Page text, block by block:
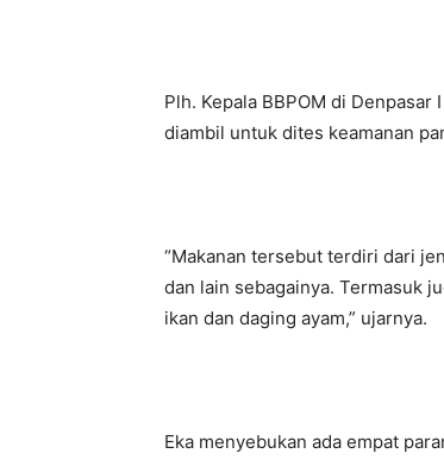
Plh. Kepala BBPOM di Denpasar
diambil untuk dites keamanan
“Makanan tersebut terdiri dari
dan lain sebagainya. Termasuk
ikan dan daging ayam,” ujarnya.
Eka menyebukan ada empat